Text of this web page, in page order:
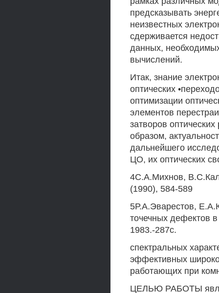
предсказывать
неизвестных
сдерживается
данных,
вычислений.
Итак, знание
оптических
оптимизации
элементов
затворов
образом,
дальнейшего
ЦО, их оптических
4С.А.Михнов,
(1990), 584-589
5Р.А.Эварестов,
точечных дефектов
1983.-287с.
спектральных
эффективных
работающих при
ЦЕЛЬЮ РАБОТЫ